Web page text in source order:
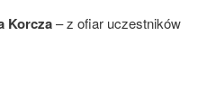
Korcza– z ofiar uczestników